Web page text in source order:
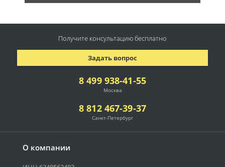
О компании
8 499 938-41-55
Москва
8 812 467-39-37
Санкт-Петербург
Задать вопрос
Получите консультациюбесплатно